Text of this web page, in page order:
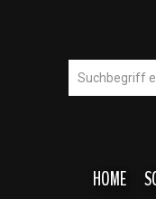
HOME